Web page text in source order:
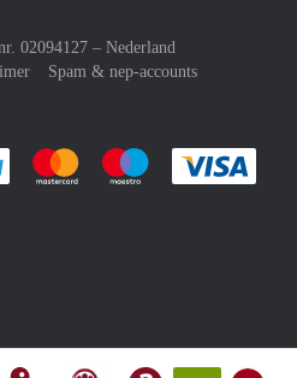
02094127 – Nederland
Spam & nep-accounts
Je rekent gemakkelijk af met Paypal
Je rekent gemakkelijk af met
Je rekent